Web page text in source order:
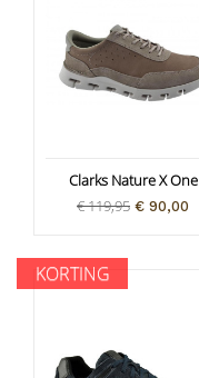
Clarks Nature X One
€ 119,95 € 90,00
KORTING